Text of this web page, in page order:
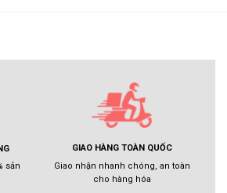
sản
GIAO HÀNG TOÀN QUỐC
Giao nhận nhanh chóng, an toàn
cho hàng hóa